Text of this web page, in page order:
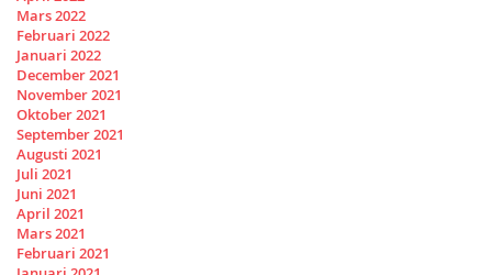
Mars 2022
Februari 2022
Januari 2022
December 2021
November 2021
Oktober 2021
September 2021
Augusti 2021
Juli 2021
Juni 2021
April 2021
Mars 2021
Februari 2021